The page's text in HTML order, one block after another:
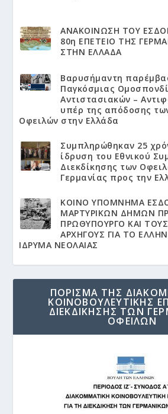
ΑΝΑΚΟΙΝΩΣΗ ΤΟΥ
80η ΕΠΕΤΕΙΟ ΤΗΣ
ΣΤΗΝ ΕΛΛΑΔΑ
Βαρυσήμαντη
Παγκόσμιας
Αντιστασιακών –
υπέρ της απόδοσης
Οφειλών στην Ελλάδα
Συμπληρώθηκαν 25
ίδρυση του Εθνικού
Διεκδίκησης των
Γερμανίας προς την
KΟΙΝΟ ΥΠΟΜΝΗΜΑ
ΜΑΡΤΥΡΙΚΩΝ ΔΗΜΩΝ
ΠΡΩΘΥΠΟΥΡΓΟ ΚΑΙ
ΑΡΧΗΓΟΥΣ ΓΙΑ ΤΟ
ΙΔΡΥΜΑ ΝΕΟΛΑΙΑΣ
ΠΟΡΙΣΜΑ ΤΗΣ
ΚΟΙΝΟΒΟΥΛΕΥΤΙΚΗΣ
ΔΙΕΚΔΙΚΗΣΗΣ ΤΩΝ
ΟΦΕΙΛΩΝ